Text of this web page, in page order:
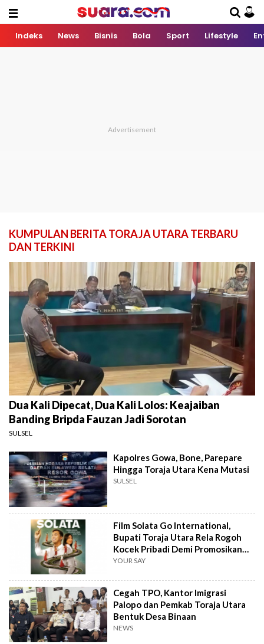
Indeks News Bisnis Bola Sport Lifestyle
KUMPULAN BERITA TORAJA UTARA TERBARU
DAN TERKINI
Dua Kali Dipecat, Dua Kali Lolos: Keajaiban
Banding Bripda Fauzan Jadi Sorotan
SULSEL
Kapolres Gowa, Bone, Parepare
Hingga Toraja Utara Kena Mutasi
SULSEL
Film Solata Go International,
Bupati Toraja Utara Rela Rogoh
Kocek Pribadi Demi Promosikan
Daerah
YOUR SAY
Cegah TPO, Kantor Imigrasi
Palopo dan Pemkab Toraja Utara
Bentuk Desa Binaan
NEWS